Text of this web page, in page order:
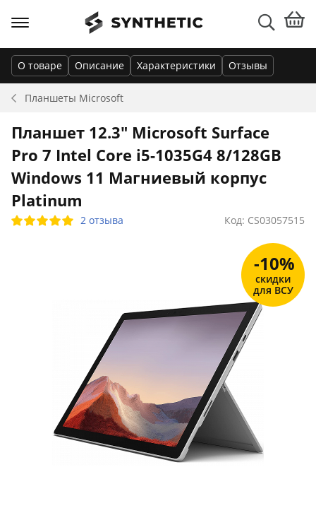
Планшеты Microsoft
О товаре Описание Характеристики Отзывы
Планшет 12.3" Microsoft Surface
Pro 7 Intel Core i5-1035G4 8/128GB
Windows 11 Магниевый корпус
Platinum
2 отзыва Код: CS03057515
-10%
скидки
для ВСУ